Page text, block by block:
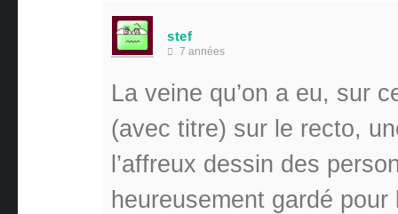
stef
7 années
La veine qu’on a eu, sur
(avec titre) sur le recto,
l’affreux dessin des
heureusement gardé